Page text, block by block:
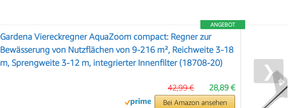
ANGEBOT
Gardena Viereckregner AquaZoom compact: Regner zur
Bewässerung von Nutzflächen von 9-216 m², Reichweite 3-18
m, Sprengweite 3-12 m, integrierter Innenfilter (18708-20)
28,89 €
42,99 €
Bei Amazon ansehen
❯